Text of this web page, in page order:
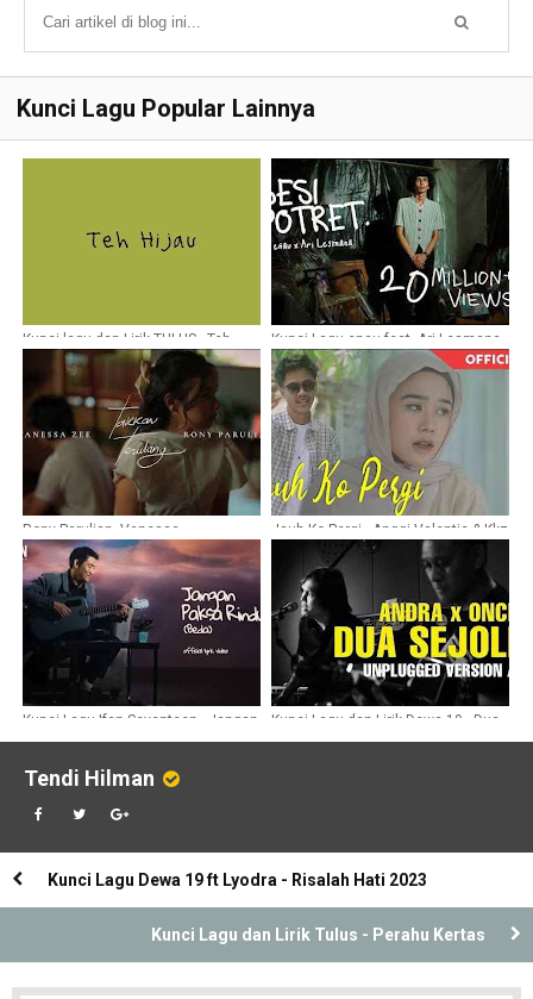
Kunci Lagu Popular Lainnya
Kunci lagu dan Lirik TULUS - Teh
Kunci Lagu enau feat. Ari Lesmana -
Sesi Potret
Rony Parulian, Vanessa
Simorangkir - Takkan Terulang
Jauh Ko Pergi - Anggi Valentia & Kkz
Kunci Lagu Ifan Seventeen - Jangan
Kunci Lagu dan Lirik Dewa 19 - Dua
Tendi Hilman
Kunci Lagu Dewa 19 ft Lyodra - Risalah Hati 2023
Kunci Lagu dan Lirik Tulus - Perahu Kertas